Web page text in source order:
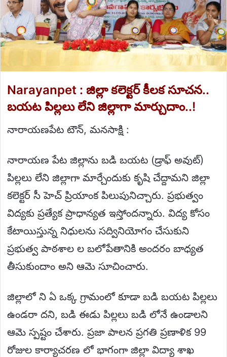
Narayanpet : జిల్లా కలెక్టర్ కీలక సూచన..
బయట పిల్లలు లేని జిల్లాగా మార్చుదాం..!
నారాయణపేట టౌన్, మనసాక్షి :
నారాయణ పేట జిల్లాను బడి బయట (డ్రాఫ్ అవుట్)
పిల్లలు లేని జిల్లాగా మార్చేందుకు కృషి చేద్దామని జిల్లా
కలెక్టర్ సీ హెచ్ ప్రియాంక పిలుపునిచ్చారు. ప్రభుత్వం
విద్యకు ప్రత్యేక ప్రాధాన్యత ఇస్తోందన్నారు. విద్య కోసం
కేటాయిస్తున్న నిధులను సద్వినియోగం చేసుకుని
ప్రభుత్వ పాఠశాల ల బలోపేతానికి అందరం బాధ్యత
తీసుకుందాం అని ఆమె సూచించారు.
జిల్లాలో ని ఏ ఒక్క గ్రామంలో కూడా బడి బయట పిల్లలు
ఉండరా దని, బడి ఈడు పిల్లలు బడి లోనే ఉండాలని
ఆమె స్పష్టం చేశారు. ప్రజా పాలన ప్రగతి ప్రణాళిక 99
రోజుల కార్యాచరణ లో భాగంగా జిల్లా విద్యా శాఖ